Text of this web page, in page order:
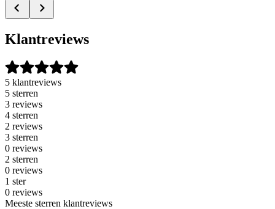
Klantreviews
5 klantreviews
5 sterren
3 reviews
4 sterren
2 reviews
3 sterren
0 reviews
2 sterren
0 reviews
1 ster
0 reviews
Meeste sterren klantreviews